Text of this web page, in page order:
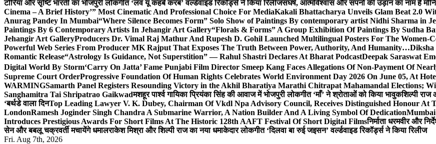
टोरिया और सृष्टि भारती का भोजपुरी लोकगीत ‘लव यू कहबे करब’ वर्ल्डवाइड रिकॉर्ड्स ने किया रिलीजसंघर्ष, आत्मविश्वास और सपनों की उड़ान का नाम है
Cinema – A Brief History’” Most Cinematic And Professional Choice For MediaKakali Bhattacharya Unveils Glam Beat 2.0
Anurag Pandey In Mumbai“Where Silence Becomes Form” Solo Show of Paintings By contemporary artist Nidhi Sharma in
Paintings By 6 Contemporary Artists In Jehangir Art Gallery“Florals & Forms” A Group Exhibition Of Paintings By Sudha
Jehangir Art GalleryProducers Dr. Vimal Raj Mathur And Rupesh D. Gohil Launched Multilingual Posters For The Women-
Powerful Web Series From Producer MK Rajput That Exposes The Truth Between Power, Authority, And Humanity…Diksha
Romantic Release“Astrology Is Guidance, Not Superstition” — Rahul Shastri Declares At Bharat PodcastDeepak Saraswat
Digital World By Storm‘Carry On Jatta’ Fame Punjabi Film Director Smeep Kang Faces Allegations Of Non-Payment Of
Supreme Court OrderProgressive Foundation Of Human Rights Celebrates World Environment Day 2026 On June 05, At
WARMINGSamarth Panel Registers Resounding Victory in the Akhil Bharatiya Marathi Chitrapat Mahamandal Elections;
Sanghamitra Tai Shripatrao Gaikwadमशहूर पार्श्व गायिका प्रियंका सिंह की आवाज में भोजपुरी लोकगीत ‘माँ’ ने श्रोताओं को किया भावुकशिल्पी राज
‘बर्थडे वाला दिनTop Leading Lawyer V. K. Dubey, Chairman Of Vkdl Npa Advisory Council, Receives Distinguished Honour
LondonRamesh Joginder Singh Chandra A Submarine Warrior, A Nation Builder And A Living Symbol Of Dedication
Introduces Prestigious Awards For Short Films At The Historic 128th AAFT Festival Of Short Digital Filmsनिर्माता धरमवीर और
सेन और बबलू चक्रवर्ती मचायेंगे धमालराकेश मिश्रा और शिल्पी राज का नया धमाकेदार लोकगीत ‘दिलवा बा रुई जइसन’ वर्ल्डवाइड रिकॉर्ड्स ने किया रिलीज
Fri. Aug 7th, 2026